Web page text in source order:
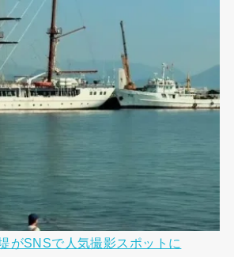
がSNSで人気撮影スポットに